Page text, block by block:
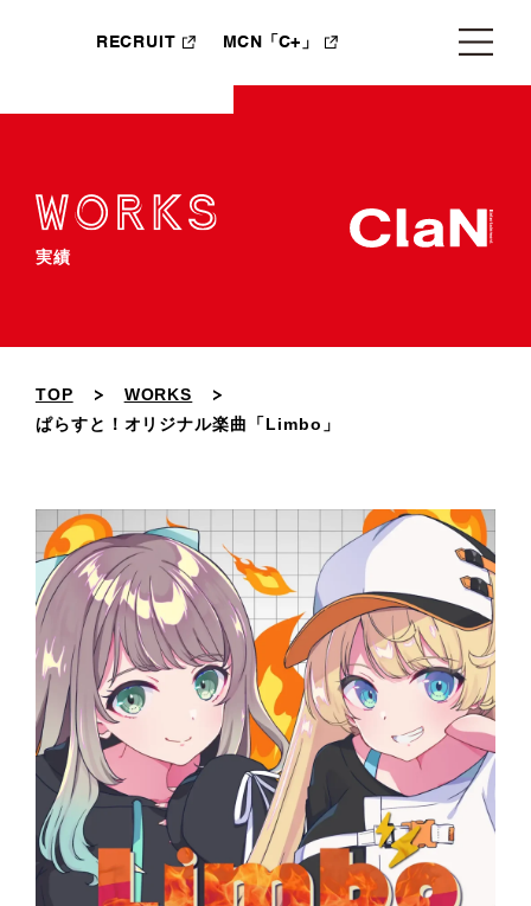
RECRUIT MCN「C+」
実績
TOP
WORKS
ぱらすと！オリジナル楽曲「Limbo」